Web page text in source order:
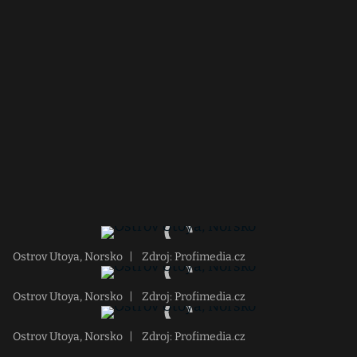
Ostrov Utoya, Norsko Zdroj: Profimedia.cz
Ostrov Utoya, Norsko Zdroj: Profimedia.cz
Ostrov Utoya, Norsko Zdroj: Profimedia.cz